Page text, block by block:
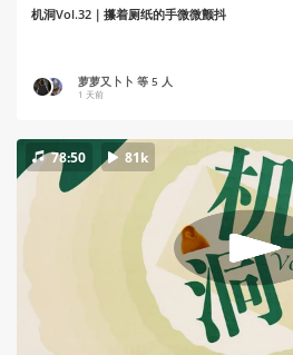
机洞Vol.32｜攥着厕纸的手微微颤抖
萝萝又卜卜 等 5 人
1 天前
78:50 81k